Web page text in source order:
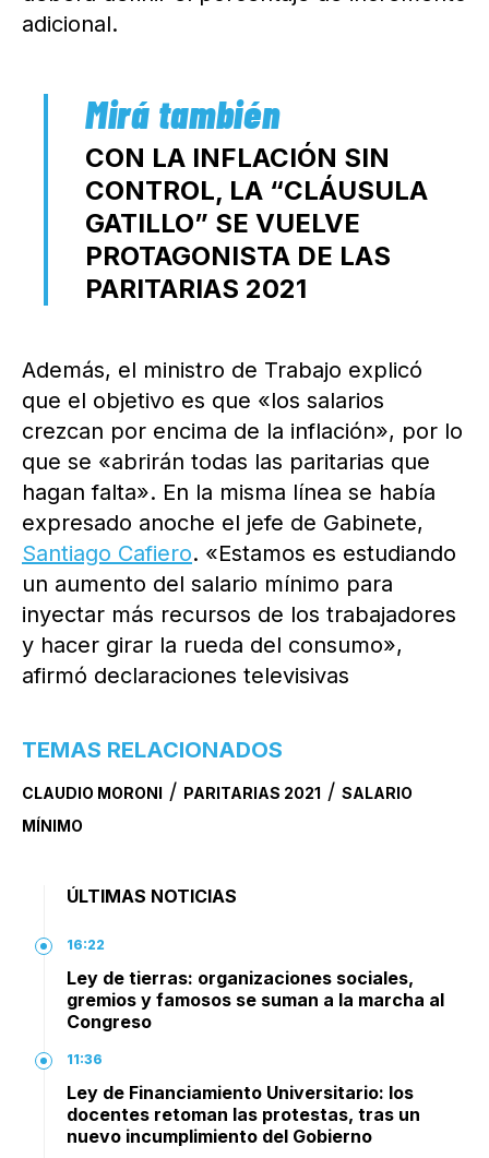
adicional.
CON LA INFLACIÓN SIN
CONTROL, LA “CLÁUSULA
GATILLO” SE VUELVE
PROTAGONISTA DE LAS
PARITARIAS 2021
Además, el ministro de Trabajo explicó
que el objetivo es que «los salarios
crezcan por encima de la inflación», por lo
que se «abrirán todas las paritarias que
hagan falta». En la misma línea se había
expresado anoche el jefe de Gabinete,
Santiago Cafiero. «Estamos es estudiando
un aumento del salario mínimo para
inyectar más recursos de los trabajadores
y hacer girar la rueda del consumo»,
afirmó declaraciones televisivas
TEMAS RELACIONADOS
CLAUDIO MORONI / PARITARIAS 2021 / SALARIO
MÍNIMO
ÚLTIMAS NOTICIAS
16:22
Ley de tierras: organizaciones sociales,
gremios y famosos se suman a la marcha al
Congreso
11:36
Ley de Financiamiento Universitario: los
docentes retoman las protestas, tras un
nuevo incumplimiento del Gobierno